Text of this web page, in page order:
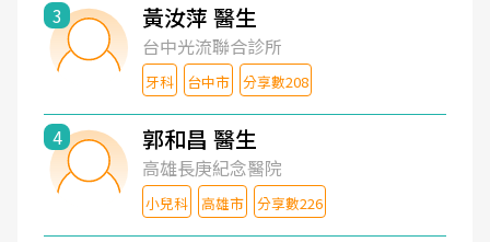
3 黃汝萍 醫生
台中光流聯合診所
牙科 台中市 分享數208
4 郭和昌 醫生
高雄長庚紀念醫院
小兒科 高雄市 分享數226